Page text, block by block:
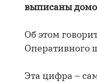
выписаны
Об этом
Оперативного
Эта цифра –